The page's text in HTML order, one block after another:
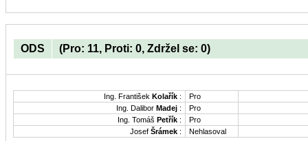
ODS (Pro: 11, Proti: 0, Zdržel se: 0)
Ing. František Kolařík :
Pro
Ing. Dalibor Madej :
Pro
Ing. Tomáš Petřík :
Pro
Josef Šrámek : Nehlasoval